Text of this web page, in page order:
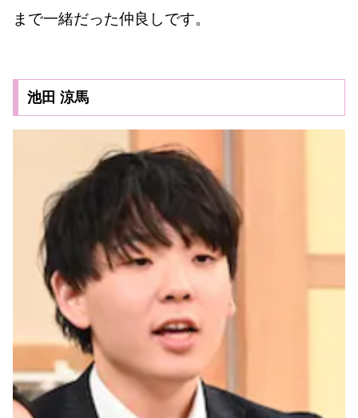
まで一緒だった仲良しです。
池田 涼馬